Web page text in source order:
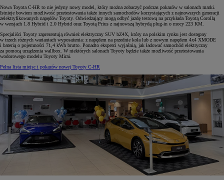
Nowa Toyota C-HR to nie jedyny nowy model, który można zobaczyć podczas pokazów w salonach marki.
Istnieje bowiem możliwość przetestowania także innych samochodów korzystających z najnowszych generacji
zelektryfikowanych napędów Toyoty. Odwiedzający mogą odbyć jazdę testową na przykłada Toyotą Corollą
w wersjach 1.8 Hybrid i 2.0 Hybrid oraz Toyotą Prius z najnowszą hybrydą plug-in o mocy 223 KM.
Specjaliści Toyoty zaprezentują również elektryczny SUV bZ4X, który na polskim rynku jest dostępny
w trzech różnych wariantach wyposażenia: z napędem na przednie koła lub z nowym napędem 4x4 XMODE
i baterią o pojemności 71,4 kWh brutto. Ponadto eksperci wyjaśnią, jak ładować samochód elektryczny
za pomocą urządzenia wallbox. W niektórych salonach Toyoty będzie także możliwość przetestowania
wodorowego modelu Toyoty Mirai.
Pełna lista miejsc i pokazów nowej Toyoty C-HR